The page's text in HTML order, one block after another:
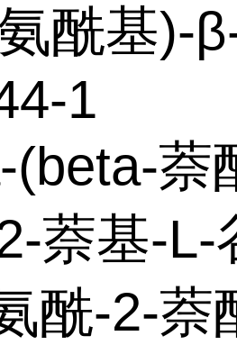
酰基)-
1
(beta-萘
萘基-L-
酰-2-萘